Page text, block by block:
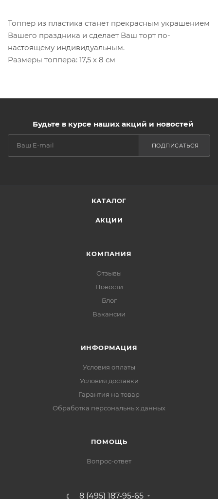
Топпер из пластика станет прекрасным украшением
Вашего праздника и сделает Ваш торт по-
настоящему индивидуальным.
Размеры топпера: 17,5 х 8 см
Будьте в курсе наших акций и новостей
ПОДПИСАТЬСЯ
КАТАЛОГ
АКЦИИ
КОМПАНИЯ
Отзывы
Новости
Блог
Вакансии
ИНФОРМАЦИЯ
Условия оплаты
Условия доставки
Гарантия на товар
Обработка персональных данных
ПОМОЩЬ
Вопрос-ответ
8 (495) 187-95-65